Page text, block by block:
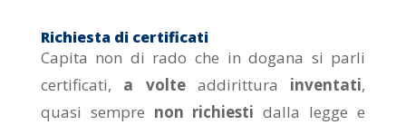
Richiesta di certificati
Capita non di rado che in dogana si parli
certificati, a volteaddirittura inventati,
quasi sempre non richiesti dalla legge e